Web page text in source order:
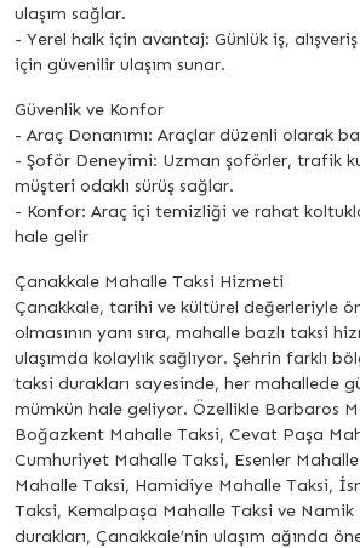
ulaşım sağlar.
- Yerel halk için avantaj: Günlük iş,
için güvenilir ulaşım sunar.
Güvenlik ve Konfor
- Araç Donanımı: Araçlar düzenli olarak
- Şoför Deneyimi: Uzman şoförler, trafik
müşteri odaklı sürüş sağlar.
- Konfor: Araç içi temizliği ve rahat
hale gelir
Çanakkale Mahalle Taksi Hizmeti
Çanakkale, tarihi ve kültürel değerleriyle
olmasının yanı sıra, mahalle bazlı taksi
ulaşımda kolaylık sağlıyor. Şehrin farklı
taksi durakları sayesinde, her mahallede
mümkün hale geliyor. Özellikle Barbaros
Boğazkent Mahalle Taksi, Cevat Paşa
Cumhuriyet Mahalle Taksi, Esenler
Mahalle Taksi, Hamidiye Mahalle Taksi,
Taksi, Kemalpaşa Mahalle Taksi ve Namik
durakları, Çanakkale’nin ulaşım ağında